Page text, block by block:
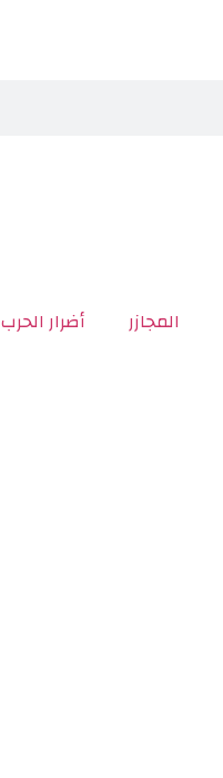
المجازر أضرار الحرب